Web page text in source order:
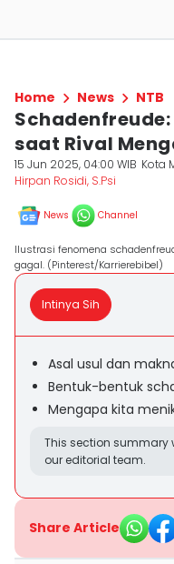
Home News NTB
Schadenfreude:
saat Rival
15 Jun 2025, 04:00 WIB Kota
Hirpan Rosidi, S.Psi
News Channel
Ilustrasi fenomena
gagal. (Pinterest/Karrierebibel)
Intinya Sih
Asal usul dan
Bentuk-bentuk
Mengapa kita
This section summary
our editorial team.
Share Article